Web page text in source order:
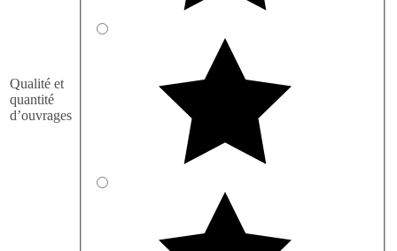
Qualité et
quantité
d’ouvrages